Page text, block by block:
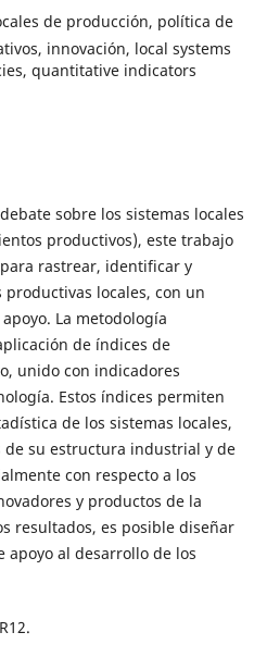
de producción, política de
innovación, local systems
quantitative indicators
sobre los sistemas locales
productivos), este trabajo
rastrear, identificar y
locales, con un
La metodología
de índices de
unido con indicadores
Estos índices permiten
de los sistemas locales,
de su estructura industrial y de
con respecto a los
y productos de la
resultados, es posible diseñar
al desarrollo de los